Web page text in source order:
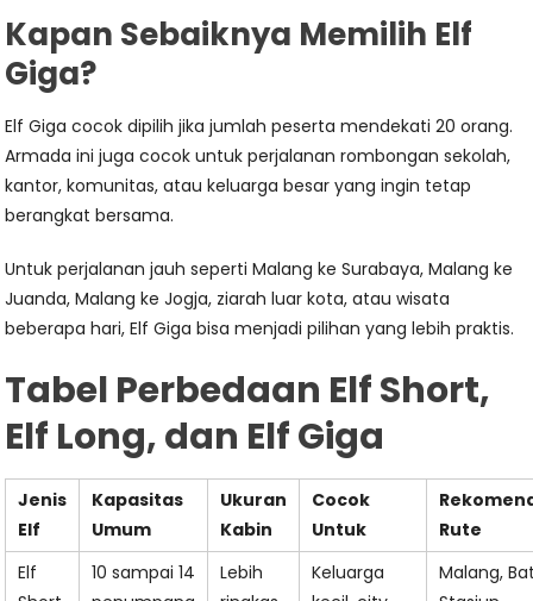
Kapan Sebaiknya Memilih Elf
Giga?
Elf Giga cocok dipilih jika jumlah peserta mendekati 20 orang.
Armada ini juga cocok untuk perjalanan rombongan sekolah,
kantor, komunitas, atau keluarga besar yang ingin tetap
berangkat bersama.
Untuk perjalanan jauh seperti Malang ke Surabaya, Malang ke
Juanda, Malang ke Jogja, ziarah luar kota, atau wisata
beberapa hari, Elf Giga bisa menjadi pilihan yang lebih praktis.
Tabel Perbedaan Elf Short,
Elf Long, dan Elf Giga
Jenis
Elf
Kapasitas
Umum
Ukuran
Kabin
Cocok
Untuk
Rute
Elf
10 sampai 14
Lebih
Keluarga
Malang,